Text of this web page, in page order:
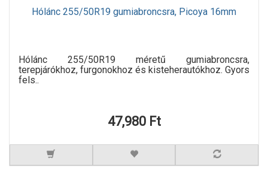
Hólánc 255/50R19 gumiabroncsra, Picoya 16mm
Hólánc 255/50R19 méretű gumiabroncsra,
terepjárókhoz, furgonokhoz és kisteherautókhoz. Gyors
fels..
47,980 Ft